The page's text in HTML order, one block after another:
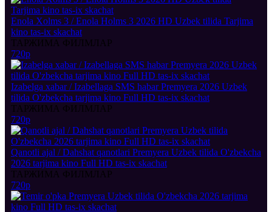
Enola Xolms 3 / Enola Holms 3 2026 HD Uzbek tilida Tarjima
kino tas-ix skachat
ТАРЖИМА ФИЛМЛАР
720p
Izabelga xabar / Izabellaga SMS habar Premyera 2026 Uzbek
tilida O'zbekcha tarjima kino Full HD tas-ix skachat
ТАРЖИМА ФИЛМЛАР
720p
Qanotli ajal / Dahshat qanotlari Premyera Uzbek tilida O'zbekcha
2026 tarjima kino Full HD tas-ix skachat
ТАРЖИМА ФИЛМЛАР
720p